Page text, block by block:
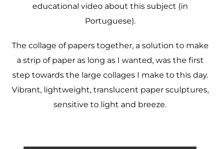
educational video about this subject (in
Portuguese).
The collage of papers together, a solution to make
a strip of paper as long as I wanted, was the first
step towards the large collages I make to this day.
Vibrant, lightweight, translucent paper sculptures,
sensitive to light and breeze.